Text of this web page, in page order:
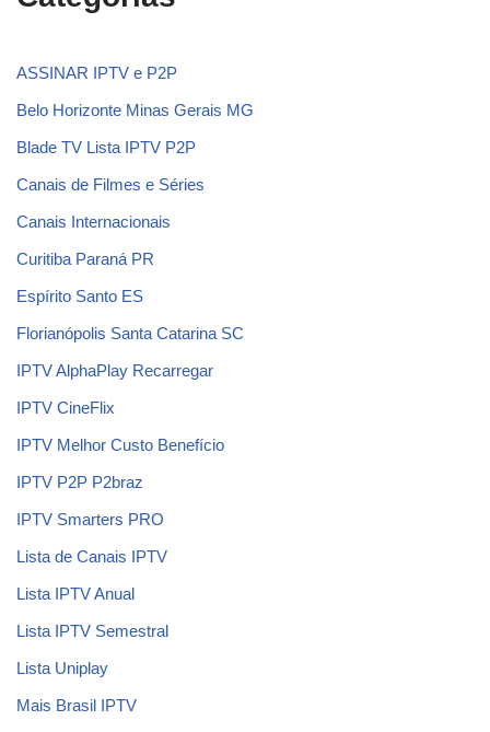
ASSINAR IPTV e P2P
Belo Horizonte Minas Gerais MG
Blade TV Lista IPTV P2P
Canais de Filmes e Séries
Canais Internacionais
Curitiba Paraná PR
Espírito Santo ES
Florianópolis Santa Catarina SC
IPTV AlphaPlay Recarregar
IPTV CineFlix
IPTV Melhor Custo Benefício
IPTV P2P P2braz
IPTV Smarters PRO
Lista de Canais IPTV
Lista IPTV Anual
Lista IPTV Semestral
Lista Uniplay
Mais Brasil IPTV